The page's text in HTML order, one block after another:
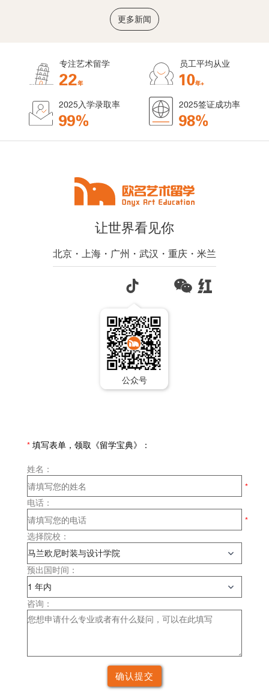
更多新闻
专注艺术留学 员工平均从业
2025入学录取率 2025签证成功率
让世界看见你
北京・上海・广州・武汉・重庆・米兰
公众号
* 填写表单，领取《留学宝典》：
姓名：
电话：
选择院校：
预出国时间：
咨询：